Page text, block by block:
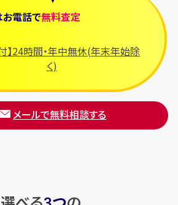
お電話で無料査定
】24時間・年中無休(年末年始除
く)
メールで無料相談する